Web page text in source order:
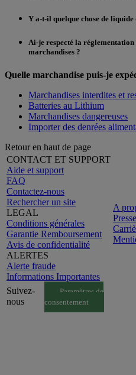
Y a-t-il quelque chose de liquide
Ai-je respecté la
marchandises ?
Quelle marchandise puis-je
Marchandises interdites et
Batteries au Lithium
Marchandises dangereuses
Importer des denrées
Retour en haut de page
CONTACT ET SUPPORT
Aide et support
FAQ
Contactez-nous
Rechercher un site
LEGAL
Conditions générales
Garantie Remboursement
Avis de confidentialité
ALERTES
Alerte fraude
Informations Importantes
A
Presse
Suivez-
nous
Paramètres de
consentement